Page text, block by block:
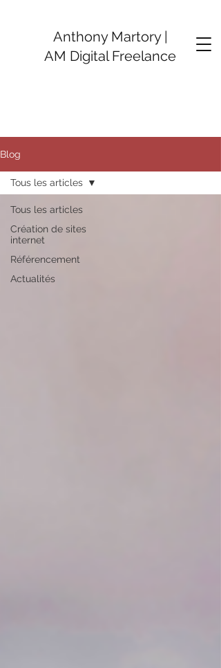
Anthony Martory |
AM Digital Freelance
Blog
Tous les articles
Création de sites
internet
Référencement
Actualités
Tous les articles